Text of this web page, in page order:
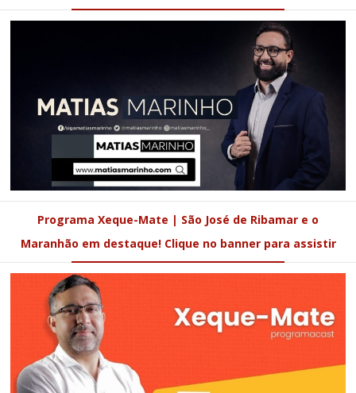
Programa Xeque-Mate | São José de Ribamar e o
Maranhão em destaque! Clique no banner para assistir